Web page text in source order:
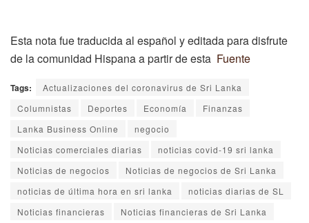
Esta nota fue traducida al español y editada para disfrute
de la comunidad Hispana a partir de esta Fuente
Tags:
Actualizaciones del coronavirus de Sri Lanka
Columnistas
Deportes Economía
Finanzas
Lanka Business Online
negocio
Noticias comerciales diarias
noticias covid-19 sri lanka
Noticias de negocios
Noticias de negocios de Sri Lanka
noticias de última hora en sri lanka
noticias diarias de SL
Noticias financieras
Noticias financieras de Sri Lanka